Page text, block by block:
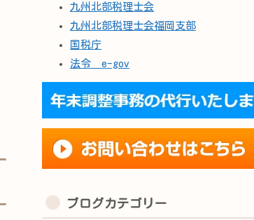
九州北部税理士会
九州北部税理士会福岡支部
国税庁
法令 e-gov
ブログカテゴリー